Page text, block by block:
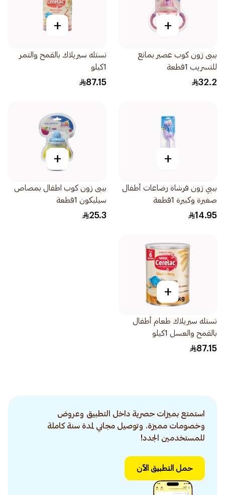
+
بيبى زون كوب عصير بمانع
للتسريب 1قطعة
32.2
+
نستله سيريلاك بالقمح والتمر
1كيلو
87.15
+
بيبي زون فرشاة رضاعات أطفال
صغيرة وكبيرة 1قطعة
14.95
+
بيبى زون كوب اطفال بمصاص
سيليكون 1قطعة
25.3
+
نستله سيريلاك طعام أطفال
بالقمح والعسل 1كيلو
87.15
استمتع بميزات حصرية داخل التطبيق وعروض
وخصومات مميزة. وتوصيل مجاني لمدة سنة كاملة
للمستخدمين الجدد!
حمل التطبيق الآن